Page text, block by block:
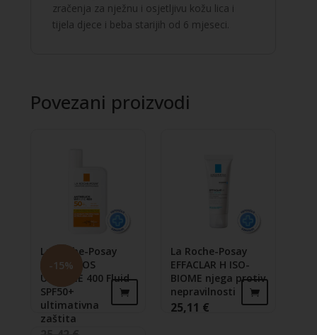
mjeseci
zračenja za nježnu i osjetljivu kožu lica i
tijela djece i beba starijih od 6 mjeseci.
Povezani proizvodi
-15%
La Roche-Posay
ANTHELIOS
UVMUNE 400 Fluid
SPF50+
ultimativna
zaštita
La Roche-Posay
EFFACLAR H ISO-
BIOME njega protiv
nepravilnosti
25,11 €